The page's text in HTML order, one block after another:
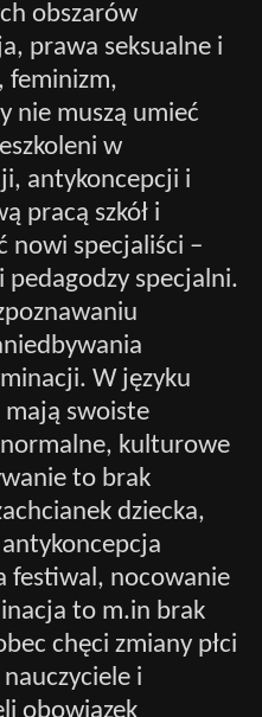
obszarów
prawa seksualne i
feminizm,
nie muszą umieć
w
antykoncepcji i
pracą szkół i
nowi specjaliści –
pedagodzy specjalni.
W języku
swoiste
kulturowe
to brak
dziecka,
festiwal, nocowanie
to m.in brak
chęci zmiany płci
i